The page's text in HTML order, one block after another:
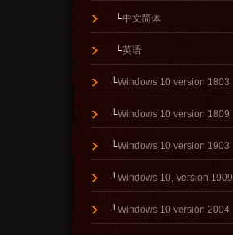
└中文简体
└英语
└Windows 10 version 1803
└Windows 10 version 1809
└Windows 10 version 1903
└Windows 10, Version 1909
└Windows 10 version 2004